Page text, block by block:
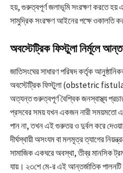
হয়, গুরুত্বপূর্ণ জলাভূমি সংরক্ষণ করতে
সামুদ্রিক সংরক্ষণ আইনের পক্ষে ওকালতি
অবস্টেট্রিক ফিস্টুলা নির্মূলে
জাতিসংঘের সাধারণ পরিষদ কর্তৃক
অবস্টেট্রিক ফিস্টুলা (obstetric fistula)
অত্যন্ত গুরুত্বপূর্ণ বৈশ্বিক জনস্বাস্থ্য
প্রসবের সময় যখন একজন নারী সময়মতো
পান না, তখন এই গুরুতর ও দুর্বল করে
দীর্ঘস্থায়ী অসংযম বা মলমূত্র ত্যাগের
সামাজিক একঘরে অবস্থা, তীব্র মানসিক
যায়। ২৩শে মে-র এই আন্তর্জাতিক